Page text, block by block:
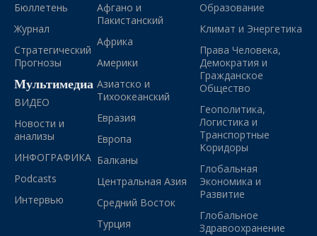
Бюллетень
Журнал
Стратегический
Прогнозы
Мультимедиа
ВИДЕО
Новости и
анализы
ИНФОГРАФИКА
Podcasts
Интервью
Афгано и
Пакистанский
Африка
Америки
Азиатско и
Тихоокеанский
Евразия
Европа
Балканы
Центральная Азия
Средний Восток
Турция
Образование
Климат и Энергетика
Права Человека,
Демократия и
Гражданское
Общество
Геополитика,
Логистика и
Транспортные
Коридоры
Глобальная
Экономика и
Развитие
Глобальное
Здравоохранение